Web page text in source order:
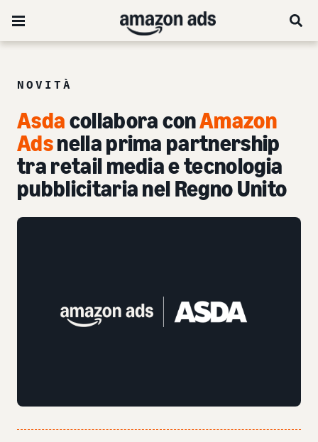
NOVITÀ
Asdacollabora conAmazon
Adsnella prima partnership
tra retail media e tecnologia
pubblicitaria nel Regno Unito